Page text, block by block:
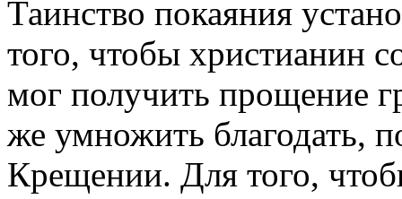
Таинство покаяния
того, чтобы христианин
мог получить прощение
же умножить благодать,
Крещении. Для того,